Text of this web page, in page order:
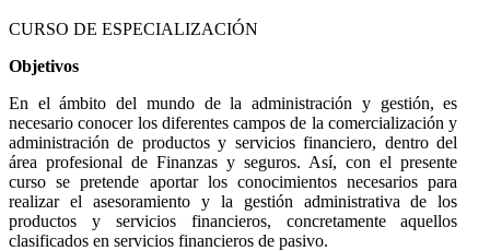
CURSO DE ESPECIALIZACIÓN
Objetivos
En el ámbito del mundo de la administración y gestión, es
necesario conocer los diferentes campos de la comercialización y
administración de productos y servicios financiero, dentro del
área profesional de Finanzas y seguros. Así, con el presente
curso se pretende aportar los conocimientos necesarios para
realizar el asesoramiento y la gestión administrativa de los
productos y servicios financieros, concretamente aquellos
clasificados en servicios financieros de pasivo.